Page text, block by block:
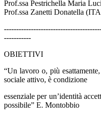
Prof.ssa Pestrichella Maria
Prof.ssa Zanetti Donatella
-----------
OBIETTIVI
“Un lavoro o, più
sociale attivo, è condizione
essenziale per un’identità
possibile” E. Montobbio